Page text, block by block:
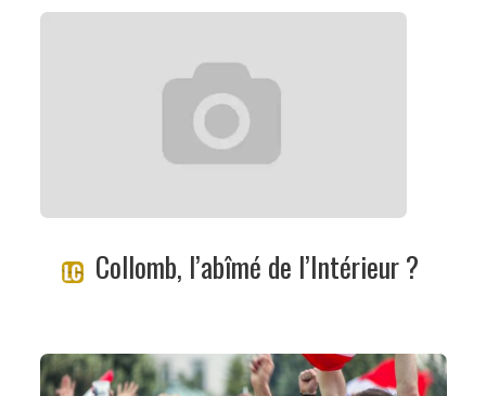
Collomb, l’abîmé de l’Intérieur ?